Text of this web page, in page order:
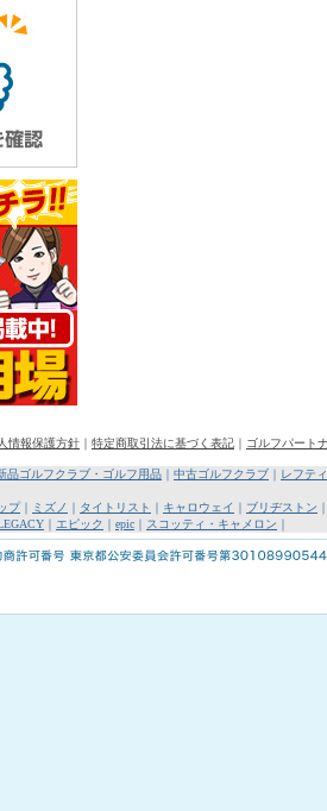
情報保護方針 ｜ 特定商取引法に基づく表記 ｜ ゴルフパート
品ゴルフクラブ・ゴルフ用品 ｜ 中古ゴルフクラブ ｜ レフテ
プ｜ ミズノ ｜ タイトリスト ｜ キャロウェイ ｜ ブリヂストン
｜ エピック ｜ epic ｜ スコッティ・キャメロン ｜